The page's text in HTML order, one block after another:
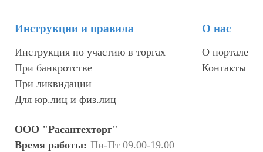
ООО "Расантехторг"
Время работы: Пн-Пт 09.00-19.00
Инструкции и правила
Инструкция по участию в торгах
При банкротстве
При ликвидации
Для юр.лиц и физ.лиц
О нас
О портале
Контакты